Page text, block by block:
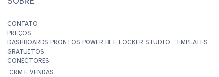
CONTATO
PREÇOS
DASHBOARDS PRONTOS POWER BI E LOOKER STUDIO: TEMPLATES
GRATUITOS
CONECTORES
CRM E VENDAS